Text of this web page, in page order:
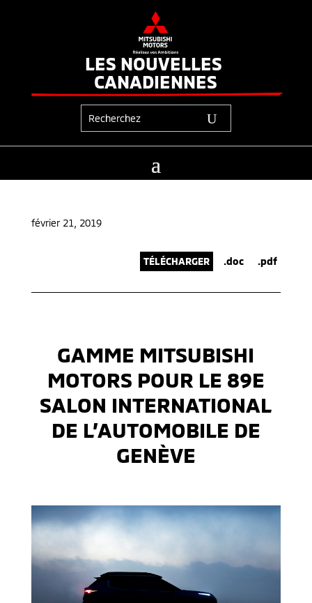
LES NOUVELLES
CANADIENNES
février 21, 2019
TÉLÉCHARGER .doc .pdf
GAMME MITSUBISHI
MOTORS POUR LE 89E
SALON INTERNATIONAL
DE L’AUTOMOBILE DE
GENÈVE